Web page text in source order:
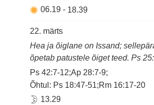
06.19- 18.39
22. märts
Hea ja õiglane on Issand;
õpetab patustele õiget teed. Ps
Ps 42:7-12;Ap 28:7-9;
Õhtul: Ps 18:47-51;Rm 16:17-20
13.29